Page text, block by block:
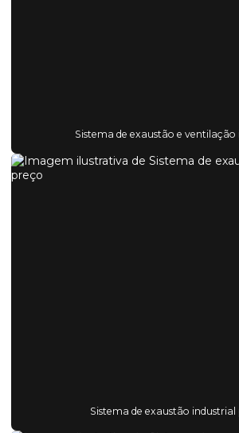
Sistema de exaustão e ventilação
Sistema de exaustão industrial